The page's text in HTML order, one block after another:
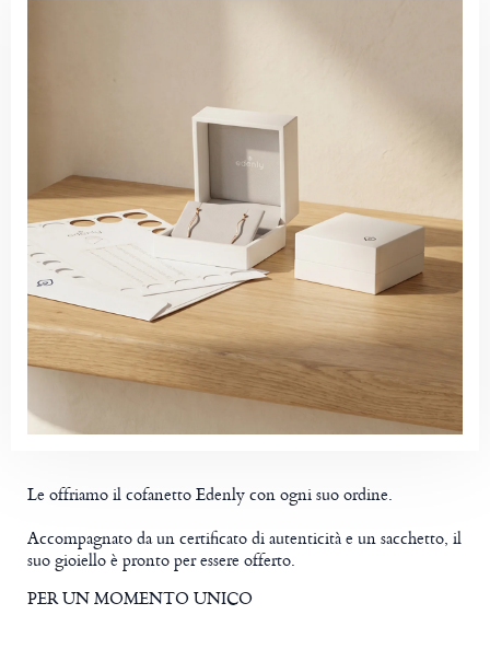
Le offriamo il cofanetto Edenly con ogni suo ordine.
Accompagnato da un certificato di autenticità e un sacchetto, il
suo gioiello è pronto per essere offerto.
PER UN MOMENTO UNICO